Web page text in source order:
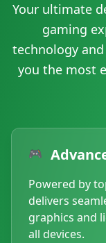
Your ultimate
gaming
technology
you the most
🎮
Powered by
delivers
graphics and
all devices.